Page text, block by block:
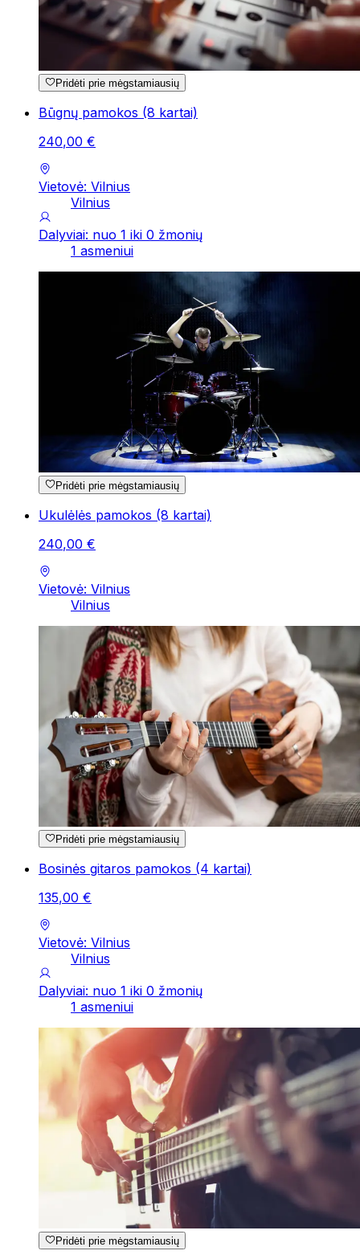
Pridėti prie mėgstamiausių
Būgnų pamokos (8 kartai)
240,00 €
Vietovė: Vilnius
Vilnius
Dalyviai: nuo 1 iki 0 žmonių
1 asmeniui
Pridėti prie mėgstamiausių
Ukulėlės pamokos (8 kartai)
240,00 €
Vietovė: Vilnius
Vilnius
Pridėti prie mėgstamiausių
Bosinės gitaros pamokos (4 kartai)
135,00 €
Vietovė: Vilnius
Vilnius
Dalyviai: nuo 1 iki 0 žmonių
1 asmeniui
Pridėti prie mėgstamiausių